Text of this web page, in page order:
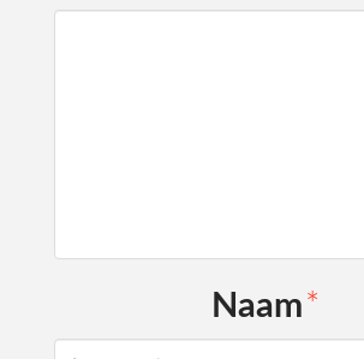
Naam*